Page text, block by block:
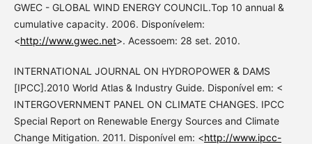
GWEC - GLOBAL WIND ENERGY COUNCIL.Top 10 annual &
cumulative capacity. 2006. Disponívelem:
<http://www.gwec.net>. Acessoem: 28 set. 2010.
INTERNATIONAL JOURNAL ON HYDROPOWER & DAMS
[IPCC].2010 World Atlas & Industry Guide. Disponível em: <
INTERGOVERNMENT PANEL ON CLIMATE CHANGES. IPCC
Special Report on Renewable Energy Sources and Climate
Change Mitigation. 2011. Disponível em: <http://www.ipcc-